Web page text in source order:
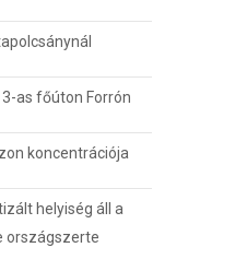
as főúton Forrón
koncentrációja
helyiség áll a
országszerte